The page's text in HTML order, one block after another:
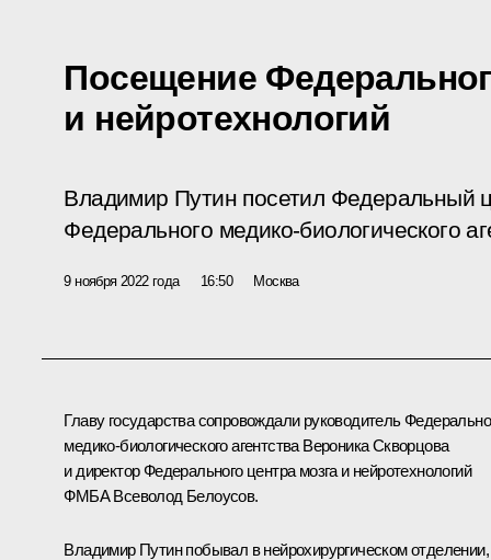
Посещение
и нейротехнологий
Владимир Путин посетил Федеральный
Федерального медико-биологического
9 ноября 2022 года 16:50 Москва
Главу государства сопровождали руководитель
медико-биологического агентства Вероника Скворцова
и директор Федерального центра мозга и нейротехнологий
ФМБА Всеволод Белоусов.
Владимир Путин побывал в нейрохирургическом отделении,